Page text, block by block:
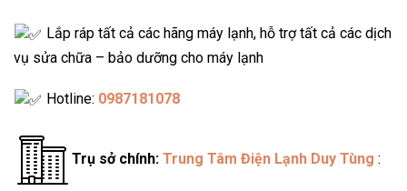
Lắp ráp tất cả các hãng máy lạnh, hỗ trợ tất cả các dịch
vụ sửa chữa – bảo dưỡng cho máy lạnh
Hotline: 0987181078
Trụ sở chính: Trung Tâm Điện Lạnh Duy Tùng :